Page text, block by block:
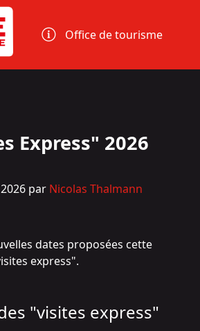
cookies
Office de tourisme
Express" 2026
par Nicolas Thalmann
dates proposées cette
express".
"visites express"